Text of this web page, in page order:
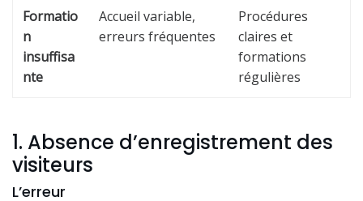
Formatio
n
insuffisa
nte
Accueil variable,
erreurs fréquentes
Procédures
claires et
formations
régulières
1. Absence d’enregistrement des
visiteurs
L’erreur